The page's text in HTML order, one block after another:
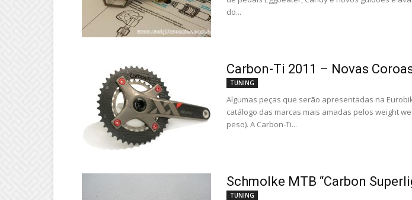
do...
Carbon-Ti 2011 – Novas
TUNING
Algumas peças que serão apresentadas na
catálogo das marcas mais amadas pelos weight
peso). A Carbon-Ti...
Schmolke MTB “Carbon
TUNING